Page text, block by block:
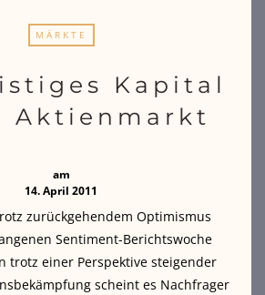
MÄRKTE
Kapital
Aktienmarkt
am
14. April 2011
zurückgehendem Optimismus
Sentiment-Berichtswoche
trotz einer Perspektive steigender
scheint es Nachfrager